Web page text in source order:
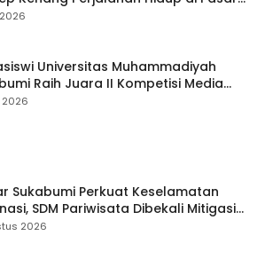
Universitas Muhammadiyah
Raih Juara II Kompetisi Media
Digital Tingkat Internasional
2026
Sukabumi Perkuat Keselamatan
SDM Pariwisata Dibekali Mitigasi
Teknik Evakuasi
2026